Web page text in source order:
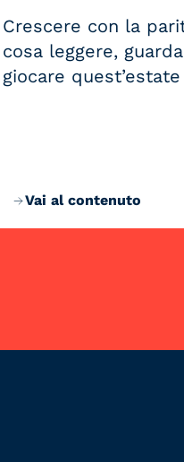
Crescere con la
cosa leggere,
giocare quest’estate
Vai al contenuto